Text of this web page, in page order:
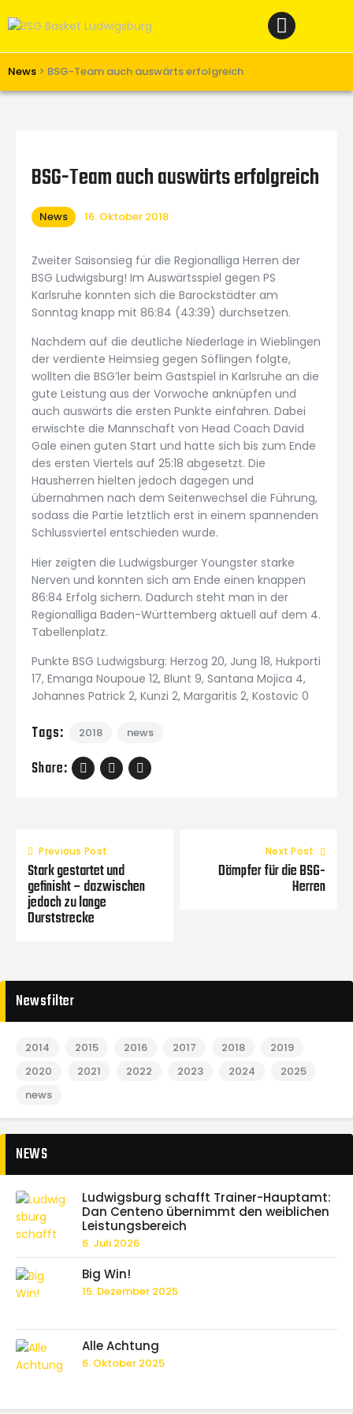
News > BSG-Team auch auswärts erfolgreich
Verein
Unterstützen
Links
BSG-Team auch auswärts erfolgreich
News 16. Oktober 2018
Zweiter Saisonsieg für die Regionalliga Herren der
BSG Ludwigsburg! Im Auswärtsspiel gegen PS
Karlsruhe konnten sich die Barockstädter am
Sonntag knapp mit 86:84 (43:39) durchsetzen.
Nachdem auf die deutliche Niederlage in Wieblingen
der verdiente Heimsieg gegen Söflingen folgte,
wollten die BSG’ler beim Gastspiel in Karlsruhe an die
gute Leistung aus der Vorwoche anknüpfen und
auch auswärts die ersten Punkte einfahren. Dabei
erwischte die Mannschaft von Head Coach David
Gale einen guten Start und hatte sich bis zum Ende
des ersten Viertels auf 25:18 abgesetzt. Die
Hausherren hielten jedoch dagegen und
übernahmen nach dem Seitenwechsel die Führung,
sodass die Partie letztlich erst in einem spannenden
Schlussviertel entschieden wurde.
Hier zeigten die Ludwigsburger Youngster starke
Nerven und konnten sich am Ende einen knappen
86:84 Erfolg sichern. Dadurch steht man in der
Regionalliga Baden-Württemberg aktuell auf dem 4.
Tabellenplatz.
Punkte BSG Ludwigsburg: Herzog 20, Jung 18, Hukporti
17, Emanga Noupoue 12, Blunt 9, Santana Mojica 4,
Johannes Patrick 2, Kunzi 2, Margaritis 2, Kostovic 0
Tags: 2018 news
Share:
Previous Post
Stark gestartet und
gefinisht – dazwischen
jedoch zu lange
Durststrecke
Next Post
Dämpfer für die BSG-
Herren
Newsfilter
2014 2015 2016 2017 2018
2019
2020
2021 2022 2023 2024
2025
news
NEWS
Ludwigsburg schafft Trainer-Hauptamt:
Dan Centeno übernimmt den weiblichen
Leistungsbereich
6. Juli 2026
Big Win!
15. Dezember 2025
Alle Achtung
6. Oktober 2025